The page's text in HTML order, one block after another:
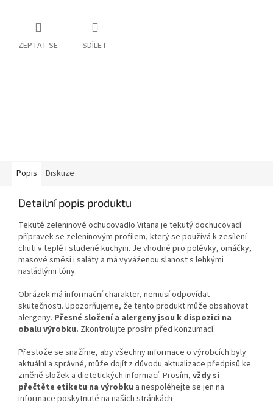
ZEPTAT SE SDÍLET
Popis Diskuze
Detailní popis produktu
Tekuté zeleninové ochucovadlo Vitana je tekutý dochucovací
přípravek se zeleninovým profilem, který se používá k zesílení
chuti v teplé i studené kuchyni. Je vhodné pro polévky, omáčky,
masové směsi i saláty a má vyváženou slanost s lehkými
nasládlými tóny.
Obrázek má informační charakter, nemusí odpovídat
skutečnosti. Upozorňujeme, že tento produkt může obsahovat
alergeny. Přesné složení a alergeny jsou k dispozici na
obalu výrobku. Zkontrolujte prosím před konzumací.
Přestože se snažíme, aby všechny informace o výrobcích byly
aktuální a správné, může dojít z důvodu aktualizace předpisů ke
změně složek a dietetických informací. Prosím, vždy si
přečtěte etiketu na výrobku a nespoléhejte se jen na
informace poskytnuté na našich stránkách